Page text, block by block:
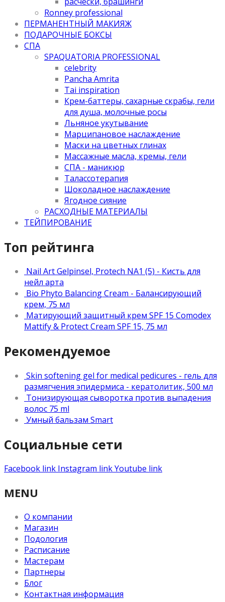
Ronney professional
ПЕРМАНЕНТНЫЙ МАКИЯЖ
ПОДАРОЧНЫЕ БОКСЫ
СПА
SPAQUATORIA PROFESSIONAL
celebrity
Pancha Amrita
Tai inspiration
Крем-баттеры, сахарные скрабы, гели
для душа, молочные росы
Льняное укутывание
Марципановое наслаждение
Маски на цветных глинах
Массажные масла, кремы, гели
СПА - маникюр
Талассотерапия
Шоколадное наслаждение
Ягодное сияние
РАСХОДНЫЕ МАТЕРИАЛЫ
ТЕЙПИРОВАНИЕ
Топ рейтинга
Nail Art Gelpinsel, Protech NA1 (5) - Кисть для
нейл арта
Bio Phyto Balancing Cream - Балансирующий
крем, 75 мл
Матирующий защитный крем SPF 15 Comodex
Mattify & Protect Cream SPF 15, 75 мл
Рекомендуемое
Skin softening gel for medical pedicures - гель для
размягчения эпидермиса - кератолитик, 500 мл
Тонизирующая сыворотка против выпадения
волос 75 ml
Умный бальзам Smart
Социальные сети
Facebook link Instagram linkYoutube link
MENU
О компании
Магазин
Подология
Расписание
Мастерам
Партнеры
Блог
Контактная информация